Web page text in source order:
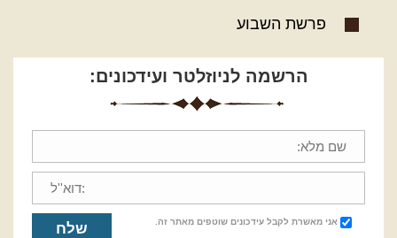
פרשת השבוע
הרשמה לניוזלטר ועידכונים:
אני מאשרת לקבל עידכונים שוטפים מאתר זה.